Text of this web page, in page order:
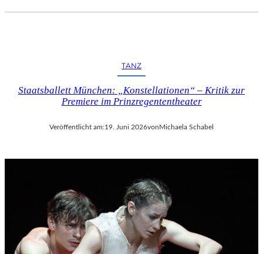
TANZ
Staatsballett München: „Konstellationen“ – Kritik zur
Premiere im Prinzregententheater
Veröffentlicht am:19. Juni 2026vonMichaela Schabel